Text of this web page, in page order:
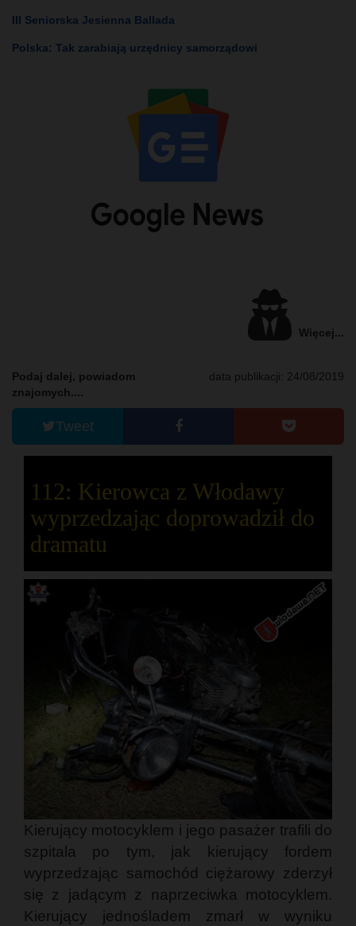
III Seniorska Jesienna Ballada
Polska: Tak zarabiają urzędnicy samorządowi
Więcej...
data publikacji: 24/08/2019
Podaj dalej, powiadom
znajomych....
Tweet
112: Kierowca z Włodawy
wyprzedzając doprowadził do
dramatu
Kierujący motocyklem i jego pasażer trafili do
szpitala po tym, jak kierujący fordem
wyprzedzając samochód ciężarowy zderzył
się z jadącym z naprzeciwka motocyklem.
Kierujący jednośladem zmarł w wyniku